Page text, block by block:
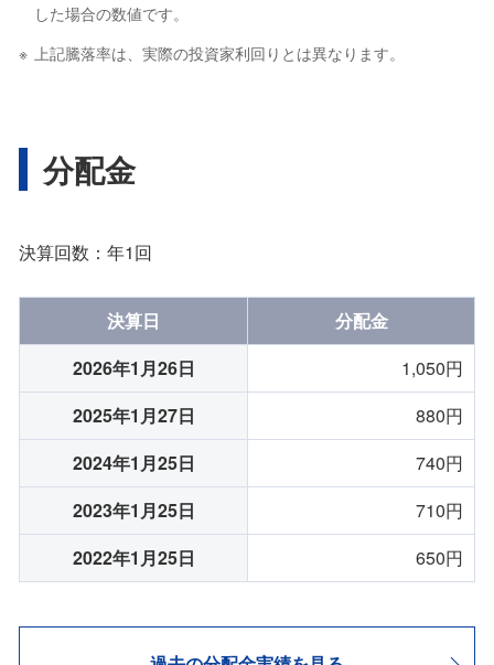
した場合の数値です。
上記騰落率は、実際の投資家利回りとは異なります。
分配金
決算回数：年1回
決算日
分配金
2026年1月26日
1,050円
2025年1月27日
880円
2024年1月25日
740円
2023年1月25日
710円
2022年1月25日
650円